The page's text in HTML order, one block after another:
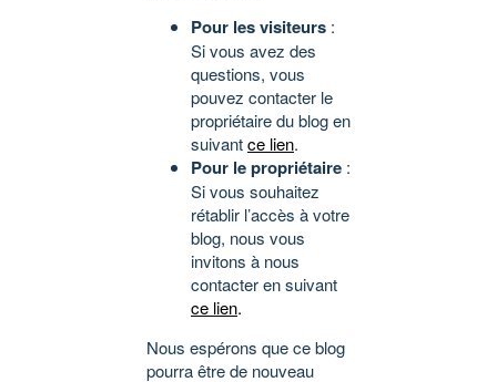
Pour les visiteurs :
Si vous avez des
questions, vous
pouvez contacter le
propriétaire du blog en
suivantce lien.
Pour le propriétaire :
Si vous souhaitez
rétablir l’accès à votre
blog, nous vous
invitons à nous
contacter en suivant
ce lien.
Nous espérons que ce blog
pourra être de nouveau